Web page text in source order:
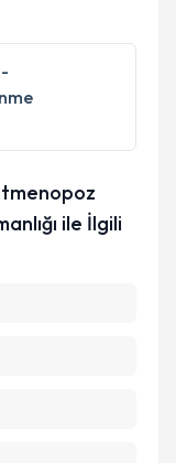
ile İlgili